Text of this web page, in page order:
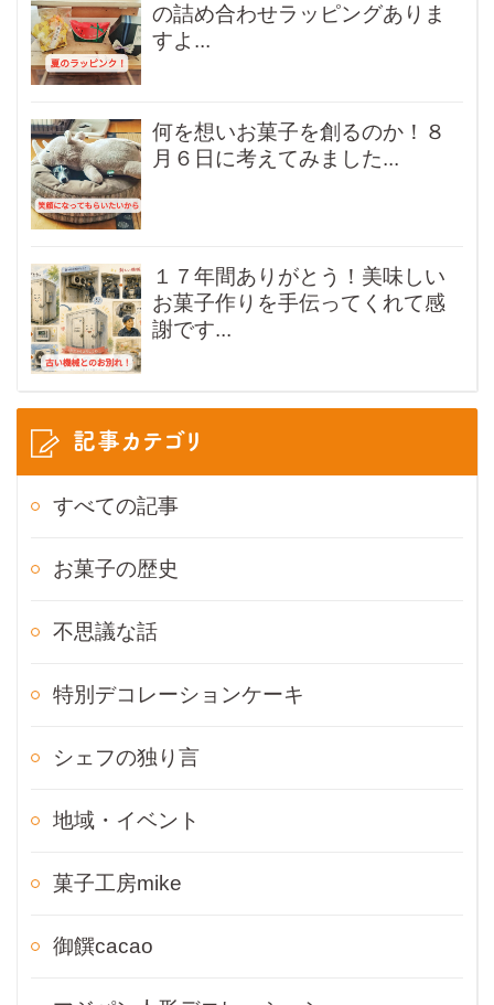
の詰め合わせラッピングありま
すよ...
何を想いお菓子を創るのか！８
月６日に考えてみました...
１７年間ありがとう！美味しい
お菓子作りを手伝ってくれて感
謝です...
記事カテゴリ
すべての記事
お菓子の歴史
不思議な話
特別デコレーションケーキ
シェフの独り言
地域・イベント
菓子工房mike
御饌cacao